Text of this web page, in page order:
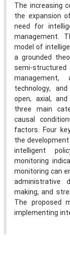
The increasing
the expansion
need for
management.
model of
a grounded
semi-
management,
technology,
open, axial,
three main
causal
factors. Four
the
intelligent
monitoring
monitoring can
administrative
making, and
The proposed
implementing